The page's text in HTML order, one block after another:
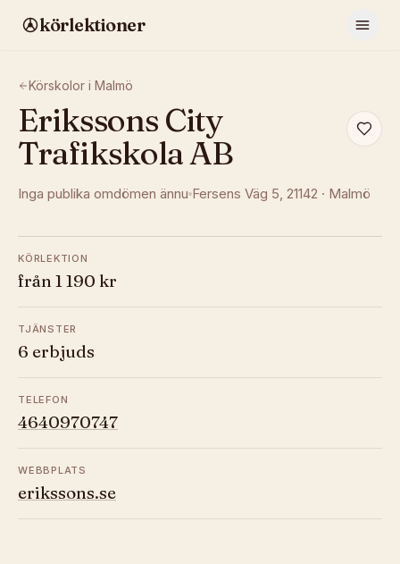
körlektioner
Körskolor i Malmö
Erikssons City
Trafikskola AB
Inga publika omdömen ännu Fersens Väg 5, 21142 · Malmö
KÖRLEKTION
från 1 190 kr
TJÄNSTER
6 erbjuds
TELEFON
4640970747
WEBBPLATS
erikssons.se